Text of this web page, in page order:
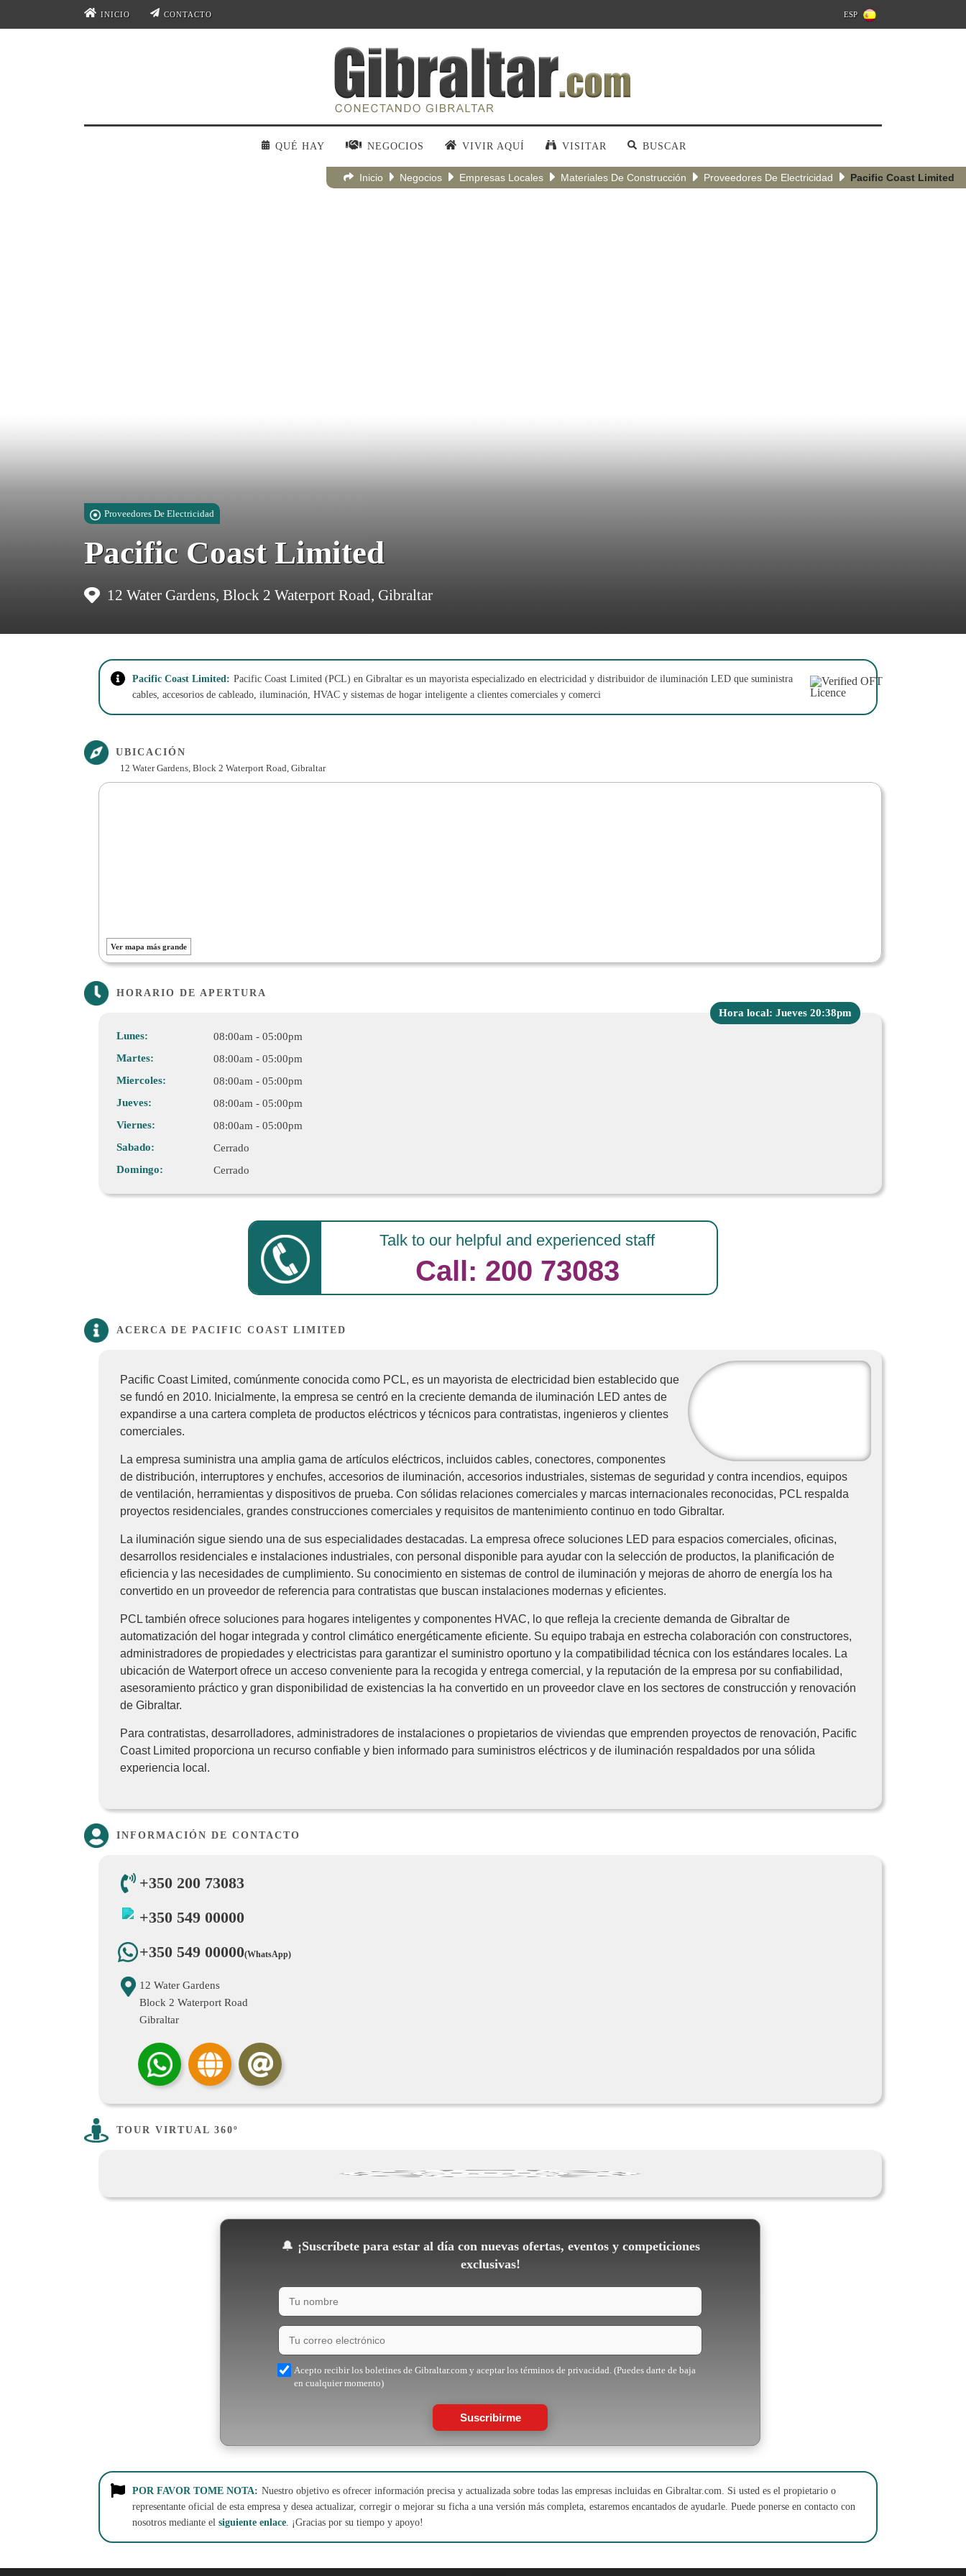
INICIO CONTACTO ESP
QUÉ HAY NEGOCIOS VIVIR AQUÍ VISITAR BUSCAR
Inicio Negocios Empresas Locales Materiales De Construcción Proveedores De Electricidad Pacific Coast Limited
Proveedores De Electricidad
Pacific Coast Limited
12 Water Gardens, Block 2 Waterport Road, Gibraltar
Pacific Coast Limited: Pacific Coast Limited (PCL) en Gibraltar es un mayorista especializado en electricidad y distribuidor de iluminación LED que suministra
cables, accesorios de cableado, iluminación, HVAC y sistemas de hogar inteligente a clientes comerciales y comerci
UBICACIÓN
12 Water Gardens, Block 2 Waterport Road, Gibraltar
Ver mapa más grande
HORARIO DE APERTURA
Lunes:
08:00am - 05:00pm
Martes:
08:00am - 05:00pm
Miercoles:
08:00am - 05:00pm
Jueves:
08:00am - 05:00pm
Viernes:
08:00am - 05:00pm
Sabado:
Cerrado
Domingo:
Cerrado
Hora local: Jueves 20:38pm
Talk to our helpful and experienced staff
Call: 200 73083
ACERCA DE PACIFIC COAST LIMITED
Pacific Coast Limited, comúnmente conocida como PCL, es un mayorista de electricidad bien establecido que
se fundó en 2010. Inicialmente, la empresa se centró en la creciente demanda de iluminación LED antes de
expandirse a una cartera completa de productos eléctricos y técnicos para contratistas, ingenieros y clientes
comerciales.
La empresa suministra una amplia gama de artículos eléctricos, incluidos cables, conectores, componentes
de distribución, interruptores y enchufes, accesorios de iluminación, accesorios industriales, sistemas de seguridad y contra incendios, equipos
de ventilación, herramientas y dispositivos de prueba. Con sólidas relaciones comerciales y marcas internacionales reconocidas, PCL respalda
proyectos residenciales, grandes construcciones comerciales y requisitos de mantenimiento continuo en todo Gibraltar.
La iluminación sigue siendo una de sus especialidades destacadas. La empresa ofrece soluciones LED para espacios comerciales, oficinas,
desarrollos residenciales e instalaciones industriales, con personal disponible para ayudar con la selección de productos, la planificación de
eficiencia y las necesidades de cumplimiento. Su conocimiento en sistemas de control de iluminación y mejoras de ahorro de energía los ha
convertido en un proveedor de referencia para contratistas que buscan instalaciones modernas y eficientes.
PCL también ofrece soluciones para hogares inteligentes y componentes HVAC, lo que refleja la creciente demanda de Gibraltar de
automatización del hogar integrada y control climático energéticamente eficiente. Su equipo trabaja en estrecha colaboración con constructores,
administradores de propiedades y electricistas para garantizar el suministro oportuno y la compatibilidad técnica con los estándares locales. La
ubicación de Waterport ofrece un acceso conveniente para la recogida y entrega comercial, y la reputación de la empresa por su confiabilidad,
asesoramiento práctico y gran disponibilidad de existencias la ha convertido en un proveedor clave en los sectores de construcción y renovación
de Gibraltar.
Para contratistas, desarrolladores, administradores de instalaciones o propietarios de viviendas que emprenden proyectos de renovación, Pacific
Coast Limited proporciona un recurso confiable y bien informado para suministros eléctricos y de iluminación respaldados por una sólida
experiencia local.
INFORMACIÓN DE CONTACTO
+350 200 73083
+350 549 00000
+350 549 00000(WhatsApp)
12 Water Gardens
Block 2 Waterport Road
Gibraltar
TOUR VIRTUAL 360º
🔔 ¡Suscríbete para estar al día con nuevas ofertas, eventos y competiciones
exclusivas!
Acepto recibir los boletines de Gibraltar.com y aceptar los términos de privacidad. (Puedes darte de baja
en cualquier momento)
Suscribirme
POR FAVOR TOME NOTA: Nuestro objetivo es ofrecer información precisa y actualizada sobre todas las empresas incluidas en Gibraltar.com. Si usted es el propietario o
representante oficial de esta empresa y desea actualizar, corregir o mejorar su ficha a una versión más completa, estaremos encantados de ayudarle. Puede ponerse en contacto con
nosotros mediante el siguiente enlace. ¡Gracias por su tiempo y apoyo!